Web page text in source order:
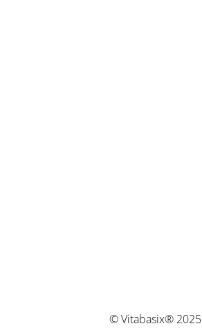
© Vitabasix® 2025